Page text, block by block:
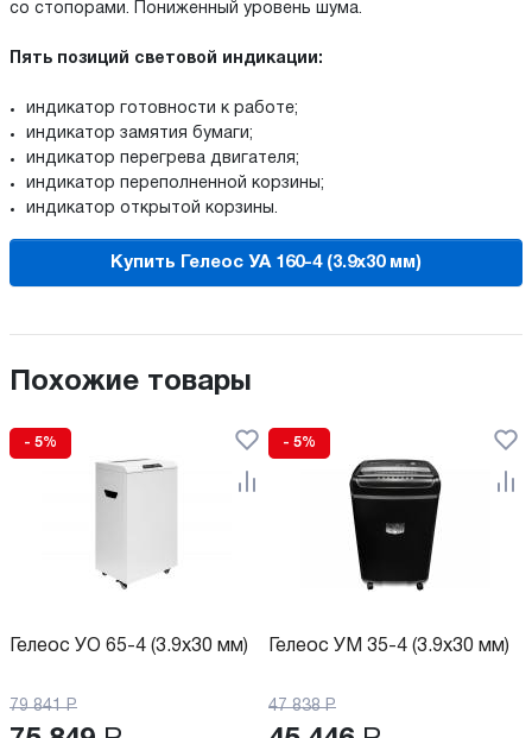
со стопорами. Пониженный уровень шума.
Пять позиций световой индикации:
индикатор готовности к работе;
индикатор замятия бумаги;
индикатор перегрева двигателя;
индикатор переполненной корзины;
индикатор открытой корзины.
Купить Гелеос УА 160-4 (3.9x30 мм)
Похожие товары
- 5%
Гелеос УО 65-4 (3.9x30 мм)
79 841 Р
- 5%
Гелеос УМ 35-4 (3.9x30 мм)
47 838 Р